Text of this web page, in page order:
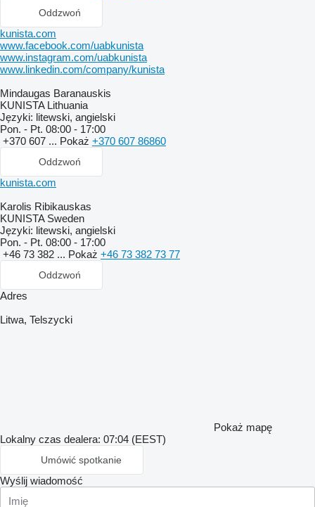
Oddzwoń
kunista.com
www.facebook.com/uabkunista
www.instagram.com/uabkunista
www.linkedin.com/company/kunista
Mindaugas Baranauskis
KUNISTA Lithuania
Języki: litewski, angielski
Pon. - Pt. 08:00 - 17:00
+370 607 ... Pokaż +370 607 86860
Oddzwoń
kunista.com
Karolis Ribikauskas
KUNISTA Sweden
Języki: litewski, angielski
Pon. - Pt. 08:00 - 17:00
+46 73 382 ... Pokaż +46 73 382 73 77
Oddzwoń
Adres
Litwa, Telszycki
Pokaż mapę
Lokalny czas dealera: 07:04 (EEST)
Umówić spotkanie
Wyślij wiadomość